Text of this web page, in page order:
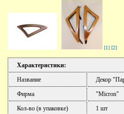
[1] [2]
Характеристики:
Название
Декор
Фирма
"Micron"
Кол-во (в упаковке)
1 шт